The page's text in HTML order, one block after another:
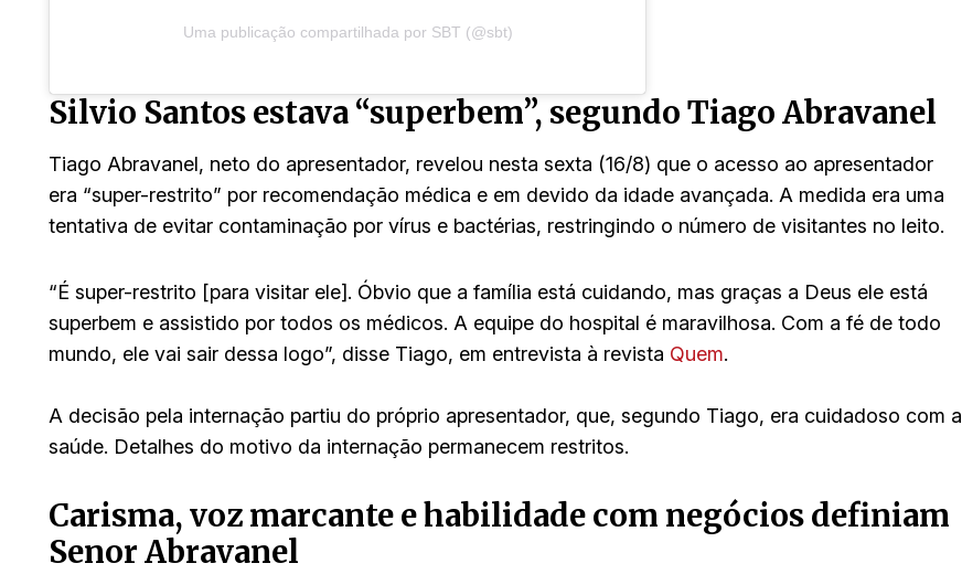
Uma publicação compartilhada por SBT (@sbt)
Silvio Santos estava “superbem”, segundo Tiago Abravanel
Tiago Abravanel, neto do apresentador, revelou nesta sexta (16/8) que o acesso ao apresentador
era “super-restrito” por recomendação médica e em devido da idade avançada. A medida era uma
tentativa de evitar contaminação por vírus e bactérias, restringindo o número de visitantes no leito.
“É super-restrito [para visitar ele]. Óbvio que a família está cuidando, mas graças a Deus ele está
superbem e assistido por todos os médicos. A equipe do hospital é maravilhosa. Com a fé de todo
mundo, ele vai sair dessa logo”, disse Tiago, em entrevista à revista Quem.
A decisão pela internação partiu do próprio apresentador, que, segundo Tiago, era cuidadoso com a
saúde. Detalhes do motivo da internação permanecem restritos.
Carisma, voz marcante e habilidade com negócios definiam
Senor Abravanel